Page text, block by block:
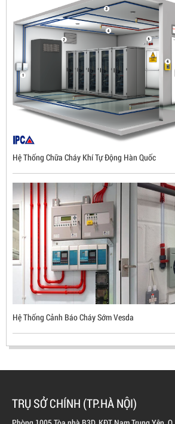
ĐẦU BÁO LỬA CHỐNG NỔ UV/
MEKASENTRON KOREA
LIÊN HỆ
Mã sản phẩm: UX300
Hệ Thống Chữa Cháy Khí Tự Động Hàn Quốc
Hệ Thống Cảnh Báo Cháy Sớm Vesda
TRỤ SỞ CHÍNH (TP.HÀ NỘI)